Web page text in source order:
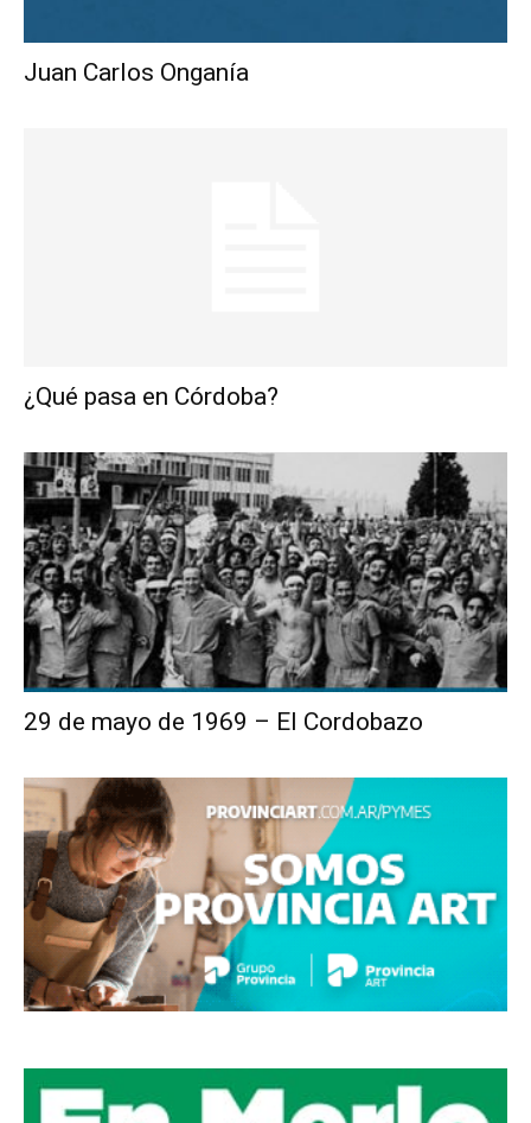
Juan Carlos Onganía
¿Qué pasa en Córdoba?
29 de mayo de 1969 – El Cordobazo